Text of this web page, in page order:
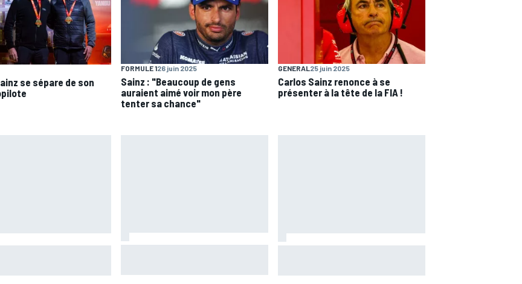
se sépare de son
FORMULE 126 juin 2025
Sainz : "Beaucoup de gens
auraient aimé voir mon père
tenter sa chance"
GENERAL25 juin 2025
Carlos Sainz renonce à se
présenter à la tête de la FIA !